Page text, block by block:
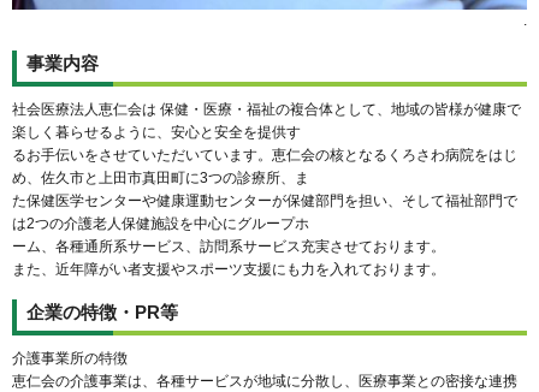
.
事業内容
社会医療法人恵仁会は 保健・医療・福祉の複合体として、地域の皆様が健康で
楽しく暮らせるように、安心と安全を提供す
るお手伝いをさせていただいています。恵仁会の核となるくろさわ病院をはじ
め、佐久市と上田市真田町に3つの診療所、ま
た保健医学センターや健康運動センターが保健部門を担い、そして福祉部門で
は2つの介護老人保健施設を中心にグループホ
ーム、各種通所系サービス、訪問系サービス充実させております。
また、近年障がい者支援やスポーツ支援にも力を入れております。
企業の特徴・PR等
介護事業所の特徴
恵仁会の介護事業は、各種サービスが地域に分散し、医療事業との密接な連携